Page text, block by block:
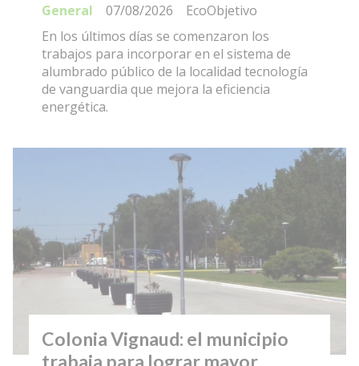
EcoObjetivo
General
07/08/2026
En los últimos días se comenzaron los
trabajos para incorporar en el sistema de
alumbrado público de la localidad tecnología
de vanguardia que mejora la eficiencia
energética.
Colonia Vignaud: el municipio
trabaja para lograr mayor